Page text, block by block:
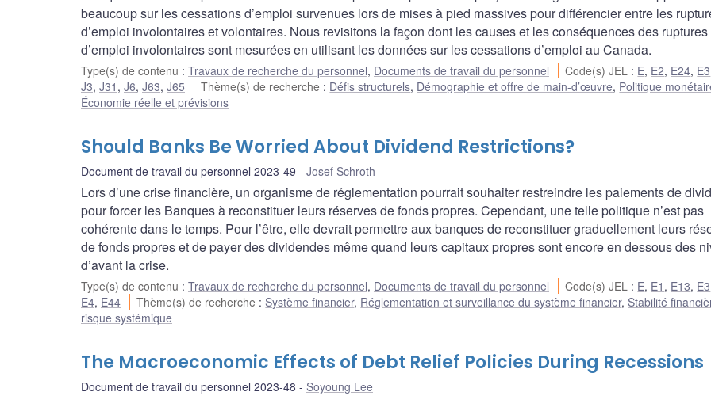
beaucoup sur les cessations d’emploi survenues lors de mises à pied massives pour différencier entre les
d’emploi involontaires et volontaires. Nous revisitons la façon dont les causes et les conséquences des ruptures
d’emploi involontaires sont mesurées en utilisant les données sur les cessations d’emploi au Canada.
Type(s) de contenu : Travaux de recherche du personnel, Documents de travail du personnel Code(s) JEL : E, E2, E24, E3
J3, J31 , J6, J63, J65 Thème(s) de recherche : Défis structurels, Démographie et offre de main-d’œuvre, Politique
Économie réelle et prévisions
Should Banks Be Worried About Dividend Restrictions?
Document de travail du personnel 2023-49 Josef Schroth
Lors d’une crise financière, un organisme de réglementation pourrait souhaiter restreindre les paiements de
pour forcer les Banques à reconstituer leurs réserves de fonds propres. Cependant, une telle politique n’est pas
cohérente dans le temps. Pour l’être, elle devrait permettre aux banques de reconstituer graduellement leurs
de fonds propres et de payer des dividendes même quand leurs capitaux propres sont encore en dessous des
d’avant la crise.
Type(s) de contenu : Travaux de recherche du personnel, Documents de travail du personnel Code(s) JEL : E, E1 , E13, E3
E4, E44 Thème(s) de recherche : Système financier, Réglementation et surveillance du système financier, Stabilité
risque systémique
The Macroeconomic Effects of Debt Relief Policies During Recessions
Document de travail du personnel 2023-48 Soyoung Lee